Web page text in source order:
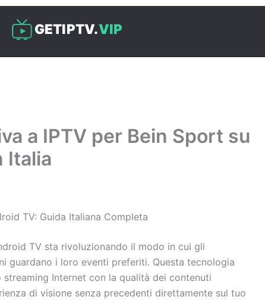
GETIPTV.VIP
a IPTV per Bein Sport su
Italia
TV: Guida Italiana Completa
TV sta rivoluzionando il modo in cui gli
guardano i loro eventi preferiti. Questa tecnologia
Internet con la qualità dei contenuti
di visione senza precedenti direttamente sul tuo